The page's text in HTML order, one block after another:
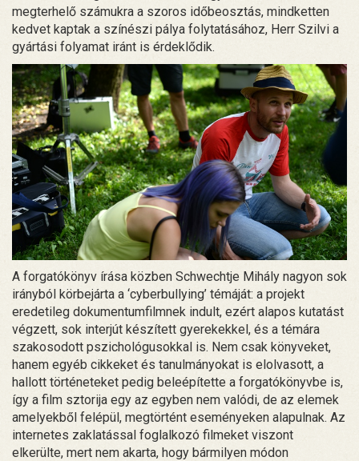
megterhelő számukra a szoros időbeosztás, mindketten
kedvet kaptak a színészi pálya folytatásához, Herr Szilvi a
gyártási folyamat iránt is érdeklődik.
A forgatókönyv írása közben Schwechtje Mihály nagyon sok
irányból körbejárta a ‘cyberbullying’ témáját: a projekt
eredetileg dokumentumfilmnek indult, ezért alapos kutatást
végzett, sok interjút készített gyerekekkel, és a témára
szakosodott pszichológusokkal is. Nem csak könyveket,
hanem egyéb cikkeket és tanulmányokat is elolvasott, a
hallott történeteket pedig beleépítette a forgatókönyvbe is,
így a film sztorija egy az egyben nem valódi, de az elemek
amelyekből felépül, megtörtént eseményeken alapulnak. Az
internetes zaklatással foglalkozó filmeket viszont
elkerülte, mert nem akarta, hogy bármilyen módon